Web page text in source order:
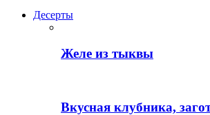
Десерты
Желе из тыквы
Вкусная клубника,